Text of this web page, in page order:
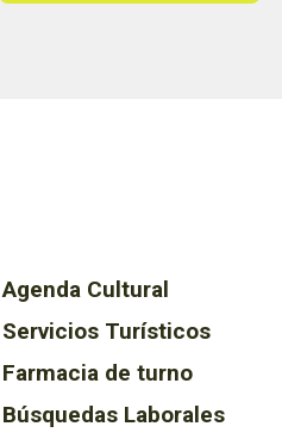
Agenda Cultural
Servicios Turísticos
Farmacia de turno
Búsquedas Laborales